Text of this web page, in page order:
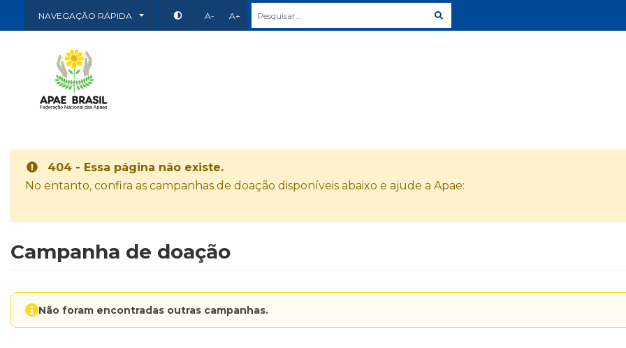
NAVEGAÇÃO RÁPIDA A- A+
404 - Essa página não existe.
No entanto, confira as campanhas de doação disponíveis abaixo e ajude a Apae:
Campanha de doação
Não foram encontradas outras campanhas.